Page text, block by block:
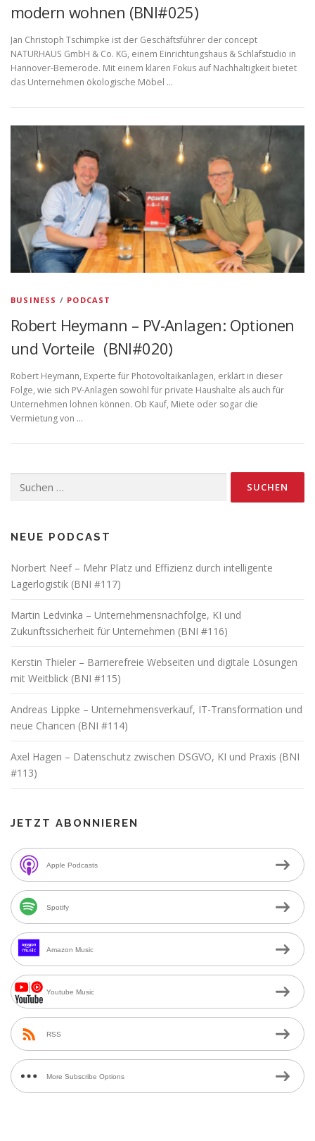
modern wohnen (BNI#025)
Jan Christoph Tschimpke ist der Geschäftsführer der concept
NATURHAUS GmbH & Co. KG, einem Einrichtungshaus & Schlafstudio in
Hannover-Bemerode. Mit einem klaren Fokus auf Nachhaltigkeit bietet
das Unternehmen ökologische Möbel …
BUSINESS / PODCAST
Robert Heymann – PV-Anlagen: Optionen
und Vorteile (BNI#020)
Robert Heymann, Experte für Photovoltaikanlagen, erklärt in dieser
Folge, wie sich PV-Anlagen sowohl für private Haushalte als auch für
Unternehmen lohnen können. Ob Kauf, Miete oder sogar die
Vermietung von …
nach:
NEUE PODCAST
Norbert Neef – Mehr Platz und Effizienz durch intelligente
Lagerlogistik (BNI #117)
Martin Ledvinka – Unternehmensnachfolge, KI und
Zukunftssicherheit für Unternehmen (BNI #116)
Kerstin Thieler – Barrierefreie Webseiten und digitale Lösungen
mit Weitblick (BNI #115)
Andreas Lippke – Unternehmensverkauf, IT-Transformation und
neue Chancen (BNI #114)
Axel Hagen – Datenschutz zwischen DSGVO, KI und Praxis (BNI
#113)
JETZT ABONNIEREN
Apple Podcasts
Spotify
Amazon Music
Youtube Music
RSS
More Subscribe Options